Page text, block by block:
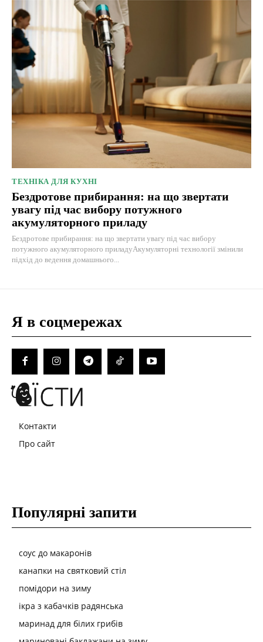
ТЕХНІКА ДЛЯ КУХНІ
Бездротове прибирання: на що звертати
увагу під час вибору потужного
акумуляторного приладу
Бездротове прибирання: на що звертати увагу під час вибору
потужного акумуляторного приладуАкумуляторні технології змінили
підхід до ведення домашнього...
Я в соцмережах
Контакти
Про сайт
Популярні запити
соус до макаронів
канапки на святковий стіл
помідори на зиму
ікра з кабачків радянська
маринад для білих грибів